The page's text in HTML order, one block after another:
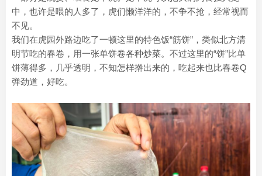
中，也许是喂的人多了，虎们懒洋洋的，不争不抢，经常视而
不见。
我们在虎园外路边吃了一顿这里的特色饭“筋饼”，类似北方清
明节吃的春卷，用一张单饼卷各种炒菜。不过这里的“饼”比单
饼薄得多，几乎透明，不知怎样擀出来的，吃起来也比春卷Q
弹劲道，好吃。